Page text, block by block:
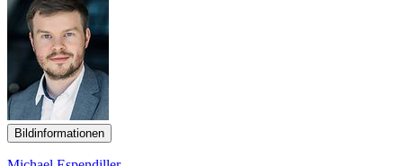
Bildinformationen